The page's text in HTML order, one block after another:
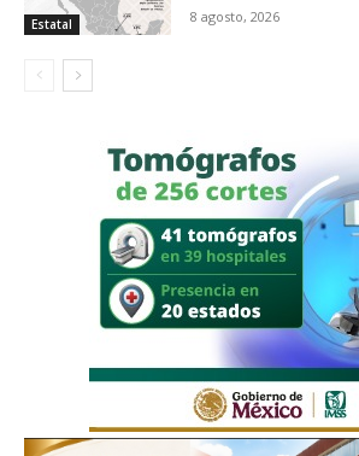
Estatal 8 agosto, 2026